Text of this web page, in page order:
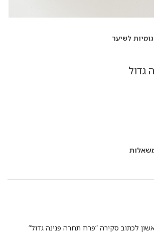
לשיער
גדול
לכתוב סקירה “פרח תחרה פנינה גדול”